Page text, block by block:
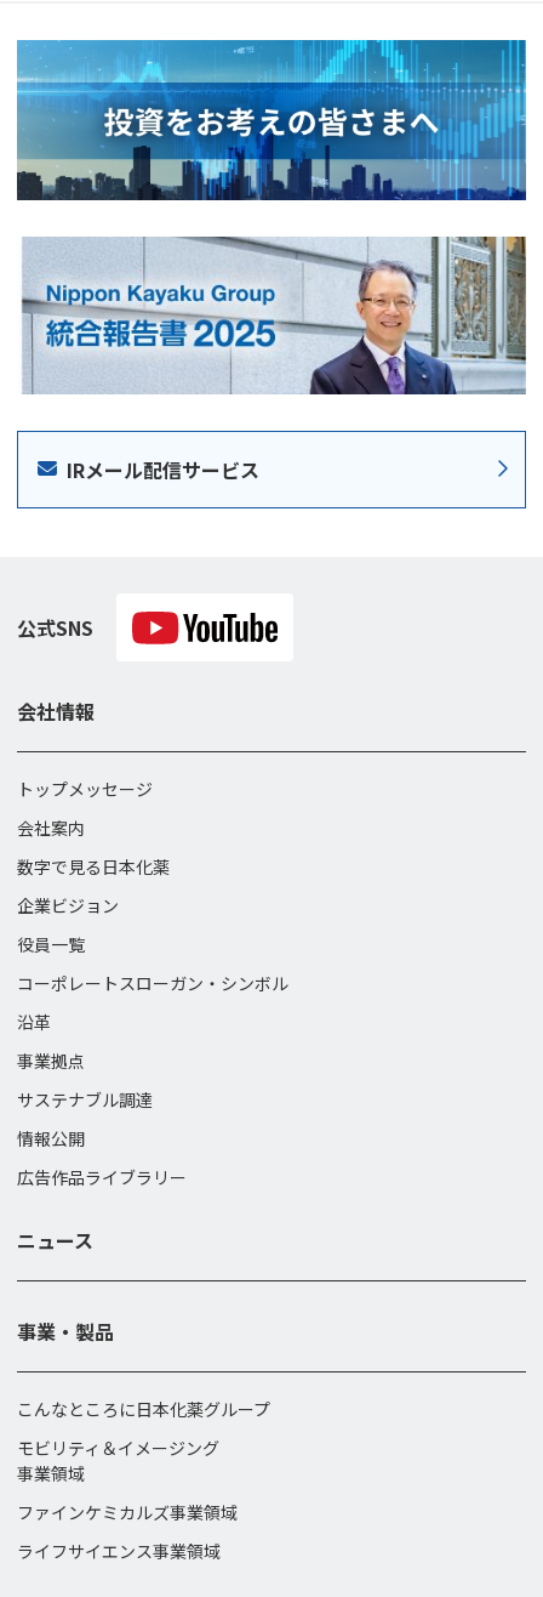
IRメール配信サービス
公式SNS
会社情報
トップメッセージ
会社案内
数字で見る日本化薬
企業ビジョン
役員一覧
コーポレートスローガン・ シンボル
沿革
事業拠点
サステナブル調達
情報公開
広告作品ライブラリー
ニュース
事業・製品
こんなところに日本化薬グループ
モビリティ＆イメージング
事業領域
ファインケミカルズ事業領域
ライフサイエンス事業領域